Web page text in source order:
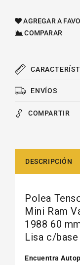
AGREGAR A
COMPARAR
ENVÍOS
COMPARTIR
DESCRIPCIÓN
Polea
Mini Ram
1988 60
Lisa c/base
Encuentra